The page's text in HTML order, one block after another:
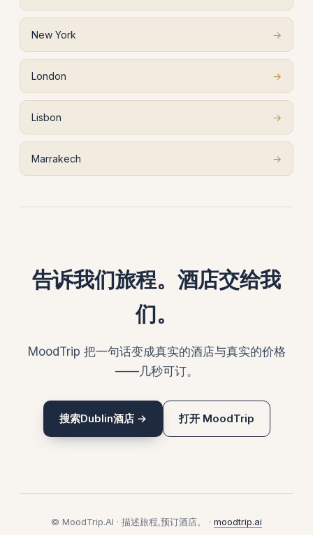
New York →
London →
Lisbon →
Marrakech →
告诉我们旅程。酒店交给我
们。
MoodTrip 把一句话变成真实的酒店与真实的价格
——几秒可订。
搜索Dublin酒店 → 打开 MoodTrip
© MoodTrip.AI · 描述旅程,预订酒店。 · moodtrip.ai